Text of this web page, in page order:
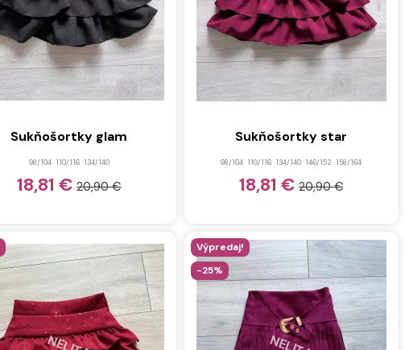
Sukňošortky glam
98/104 110/116 134/140
18,81 €20,90 €
Sukňošortky star
98/104 110/116 134/140 146/152 158/164
18,81 €20,90 €
Výpredaj!
-25%